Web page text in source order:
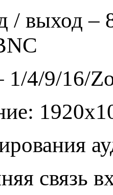
/ выход
1/4/9/16/
связь